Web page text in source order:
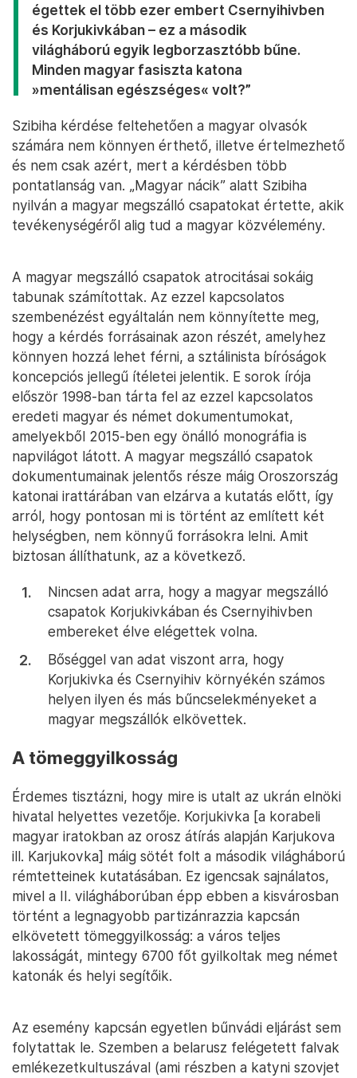
égettek el több ezer embert Csernyihivben
és Korjukivkában – ez a második
világháború egyik legborzasztóbb bűne.
Minden magyar fasiszta katona
»mentálisan egészséges« volt?”
Szibiha kérdése feltehetően a magyar olvasók
számára nem könnyen érthető, illetve értelmezhető
és nem csak azért, mert a kérdésben több
pontatlanság van. „Magyar nácik” alatt Szibiha
nyilván a magyar megszálló csapatokat értette, akik
tevékenységéről alig tud a magyar közvélemény.
A magyar megszálló csapatok atrocitásai sokáig
tabunak számítottak. Az ezzel kapcsolatos
szembenézést egyáltalán nem könnyítette meg,
hogy a kérdés forrásainak azon részét, amelyhez
könnyen hozzá lehet férni, a sztálinista bíróságok
koncepciós jellegű ítéletei jelentik. E sorok írója
először 1998-ban tárta fel az ezzel kapcsolatos
eredeti magyar és német dokumentumokat,
amelyekből 2015-ben egy önálló monográfia is
napvilágot látott. A magyar megszálló csapatok
dokumentumainak jelentős része máig Oroszország
katonai irattárában van elzárva a kutatás előtt, így
arról, hogy pontosan mi is történt az említett két
helységben, nem könnyű forrásokra lelni. Amit
biztosan állíthatunk, az a következő.
Nincsen adat arra, hogy a magyar megszálló
csapatok Korjukivkában és Csernyihivben
embereket élve elégettek volna.
Bőséggel van adat viszont arra, hogy
Korjukivka és Csernyihiv környékén számos
helyen ilyen és más bűncselekményeket a
magyar megszállók elkövettek.
A tömeggyilkosság
Érdemes tisztázni, hogy mire is utalt az ukrán elnöki
hivatal helyettes vezetője. Korjukivka [a korabeli
magyar iratokban az orosz átírás alapján Karjukova
ill. Karjukovka] máig sötét folt a második világháború
rémtetteinek kutatásában. Ez igencsak sajnálatos,
mivel a II. világháborúban épp ebben a kisvárosban
történt a legnagyobb partizánrazzia kapcsán
elkövetett tömeggyilkosság: a város teljes
lakosságát, mintegy 6700 főt gyilkoltak meg német
katonák és helyi segítőik.
Az esemény kapcsán egyetlen bűnvádi eljárást sem
folytattak le. Szemben a belarusz felégetett falvak
emlékezetkultuszával (ami részben a katyni szovjet